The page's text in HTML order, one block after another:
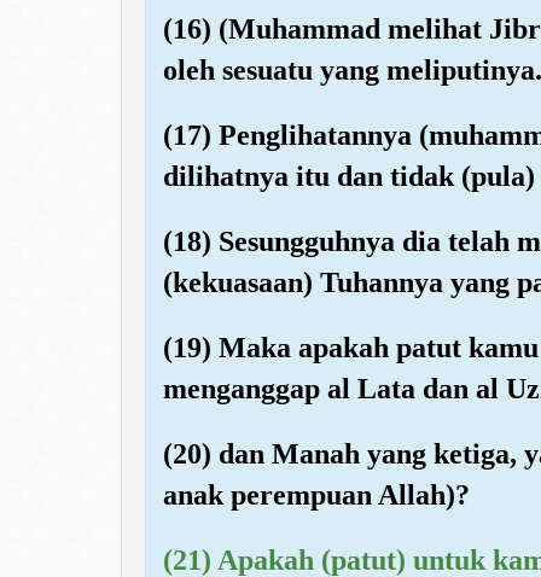
(16) (Muhammad melihat
oleh sesuatu yang meliputinya.
(17) Penglihatannya
dilihatnya itu dan tidak (pula)
(18) Sesungguhnya dia telah
(kekuasaan) Tuhannya yang
(19) Maka apakah patut
menganggap al Lata dan al
(20) dan Manah yang ketiga,
anak perempuan Allah)?
(21) Apakah (patut) untuk